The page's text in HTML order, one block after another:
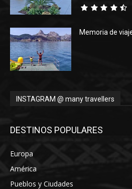
Memoria de
INSTAGRAM @ many travellers
DESTINOS POPULARES
Europa
América
Pueblos y Ciudades